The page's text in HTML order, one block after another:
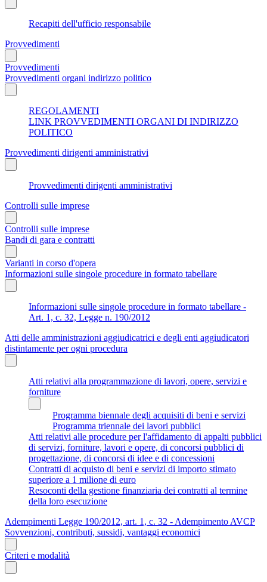
Recapiti dell'ufficio responsabile
Provvedimenti
Provvedimenti
Provvedimenti organi indirizzo politico
REGOLAMENTI
LINK PROVVEDIMENTI ORGANI DI INDIRIZZO
POLITICO
Provvedimenti dirigenti amministrativi
Provvedimenti dirigenti amministrativi
Controlli sulle imprese
Controlli sulle imprese
Bandi di gara e contratti
Varianti in corso d'opera
Informazioni sulle singole procedure in formato tabellare
Informazioni sulle singole procedure in formato tabellare -
Art. 1, c. 32, Legge n. 190/2012
Atti delle amministrazioni aggiudicatrici e degli enti aggiudicatori
distintamente per ogni procedura
Atti relativi alla programmazione di lavori, opere, servizi e
forniture
Programma biennale degli acquisiti di beni e servizi
Programma triennale dei lavori pubblici
Atti relativi alle procedure per l'affidamento di appalti pubblici
di servizi, forniture, lavori e opere, di concorsi pubblici di
progettazione, di concorsi di idee e di concessioni
Contratti di acquisto di beni e servizi di importo stimato
superiore a 1 milione di euro
Resoconti della gestione finanziaria dei contratti al termine
della loro esecuzione
Adempimenti Legge 190/2012, art. 1, c. 32 - Adempimento AVCP
Sovvenzioni, contributi, sussidi, vantaggi economici
Criteri e modalità